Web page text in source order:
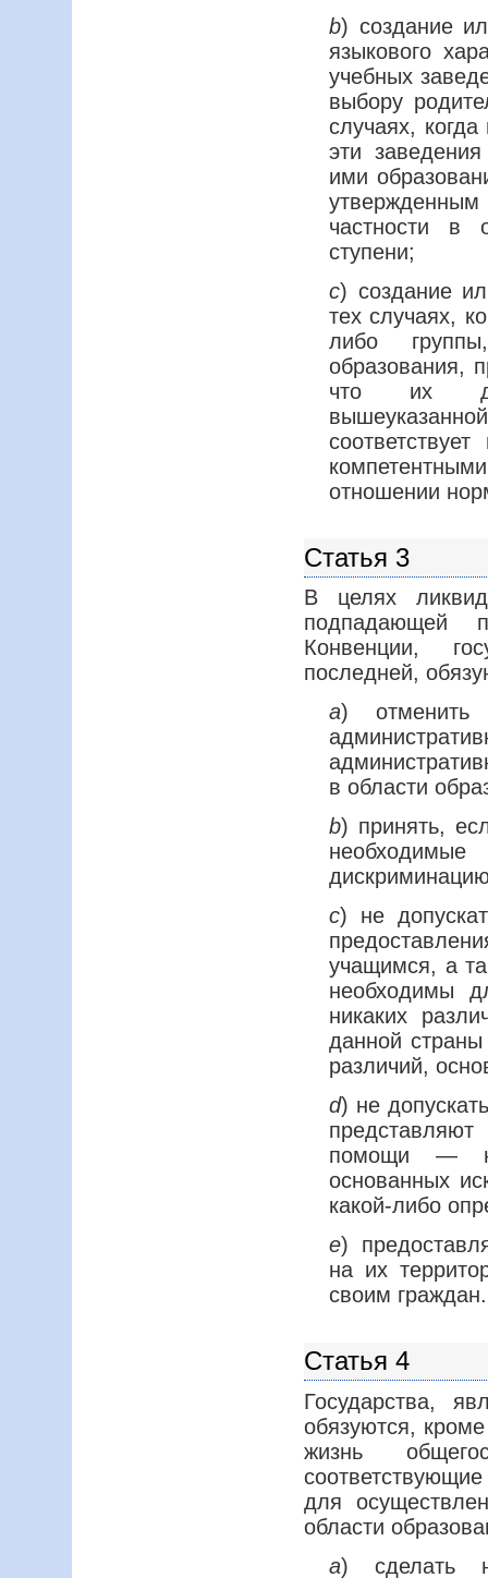
b) создание
языкового
учебных
выбору
случаях,
эти
ими
частности в
ступени;
с) создание
тех случаях,
либо
образования,
что их
отношении
Статья 3
В целях
подпадающей
Конвенции,
последней,
а) отменить
в области
b) принять,
с) не
учащимся, а
необходимы
никаких
данной страны
различий,
d) не
помощи —
основанных
какой-либо
е)
на их
своим граждан.
Статья 4
Государства,
обязуются,
жизнь
для
области
а) сделать